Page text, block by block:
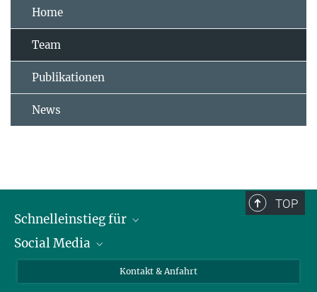
Home
Team
Publikationen
News
TOP
Schnelleinstieg für
Journalist*innen
Social Media
Kontakt & Anfahrt